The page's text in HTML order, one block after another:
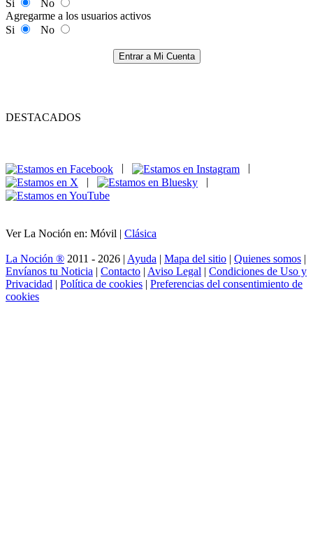
Si
No
Agregarme a los usuarios activos
Si
No
Entrar a Mi Cuenta
DESTACADOS
|
|
|
|
Ver La Noción en: Móvil | Clásica
La Noción ® 2011 - 2026 | Ayuda | Mapa del sitio | Quienes somos |
Envíanos tu Noticia | Contacto | Aviso Legal | Condiciones de Uso y
Privacidad | Política de cookies | Preferencias del consentimiento de
cookies